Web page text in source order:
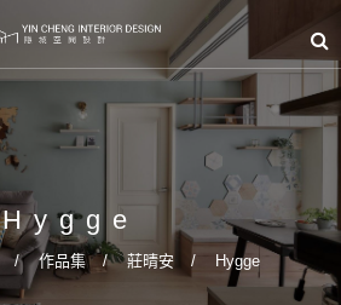
Hygge
作品集 莊晴安 Hygge